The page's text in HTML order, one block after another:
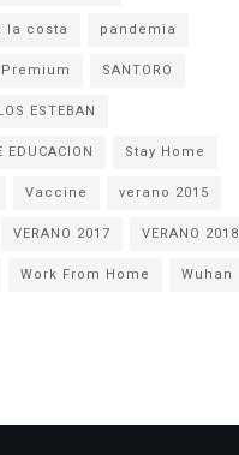
la costa
pandemia
Premium
SANTORO
ESTEBAN
EDUCACION
Stay Home
Vaccine
verano 2015
VERANO 2017
VERANO 2018
Work From Home Wuhan